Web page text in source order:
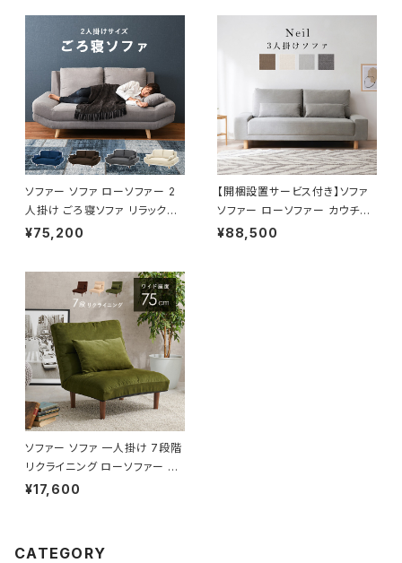
ソファー ソファ ローソファー 2
人掛け ごろ寝ソファ リラックス
開梱設置サービス付き 一人暮ら
¥75,200
【開梱設置サービス付き】ソファ
ソファー ローソファー カウチソ
ファー フロアソファー 3人掛け
¥88,500
ソファー ソファ 一人掛け 7段階
リクライニング ローソファー 一
人暮らし 新生活 幅75
¥17,600
CATEGORY